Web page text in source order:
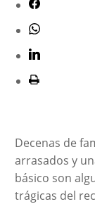
Decenas de
arrasados y
básico son
trágicas del